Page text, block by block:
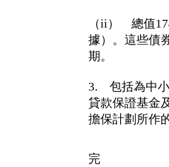
（ii） 總值
據）。這些債
期。
3. 包括為中小
貸款保證基金
擔保計劃所作
完